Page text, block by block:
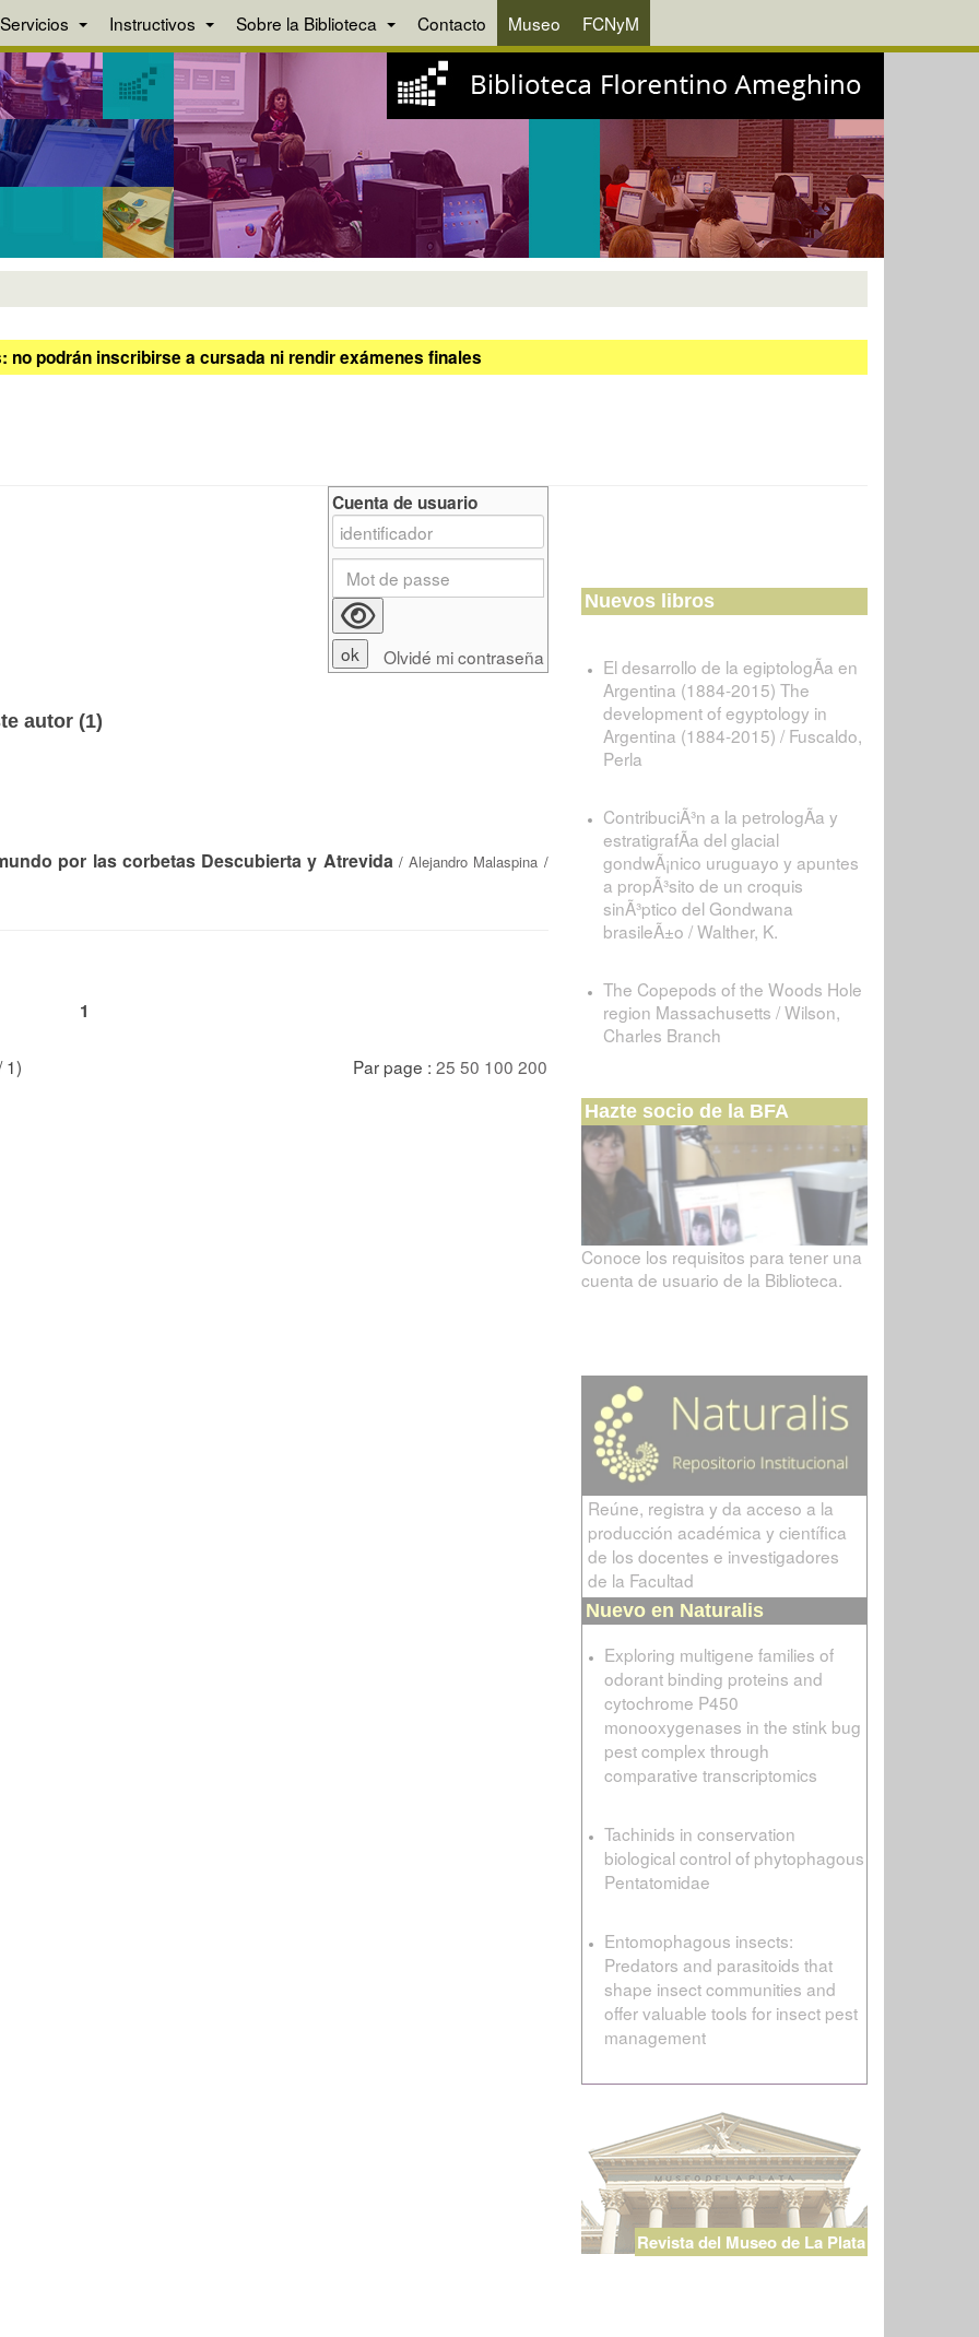
Servicios Instructivos Sobre la Biblioteca Contacto Museo FCNyM
podrán inscribirse a cursada ni rendir exámenes finales
autor (1)
por las corbetas Descubierta y Atrevida/Alejandro Malaspina /
1
1) Par page : 25 50 100 200
Cuenta de usuario
Olvidé mi contraseña
Nuevos libros
El desarrollo de la egiptologÃ­a en
Argentina (1884-2015) The
development of egyptology in
Argentina (1884-2015) / Fuscaldo,
Perla
ContribuciÃ³n a la petrologÃ­a y
estratigrafÃ­a del glacial
gondwÃ¡nico uruguayo y apuntes
a propÃ³sito de un croquis
sinÃ³ptico del Gondwana
brasileÃ±o / Walther, K.
The Copepods of the Woods Hole
region Massachusetts / Wilson,
Charles Branch
Hazte socio de la BFA
Conoce los requisitos para tener una
cuenta de usuario de la Biblioteca.
Reúne, registra y da acceso a la
producción académica y científica
de los docentes e investigadores
de la Facultad
Nuevo en Naturalis
Exploring multigene families of
odorant binding proteins and
cytochrome P450
monooxygenases in the stink bug
pest complex through
comparative transcriptomics
Tachinids in conservation
biological control of phytophagous
Pentatomidae
Entomophagous insects:
Predators and parasitoids that
shape insect communities and
offer valuable tools for insect pest
management
Revista del Museo de La Plata